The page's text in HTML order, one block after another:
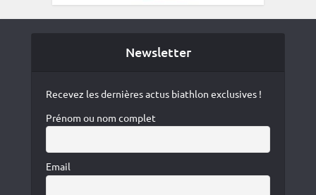
Newsletter
Recevez les dernières actus biathlon exclusives !
Prénom ou nom complet
Email